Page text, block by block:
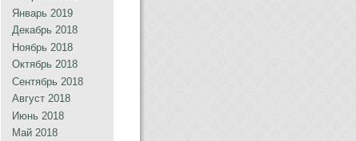
Январь 2019
Декабрь 2018
Ноябрь 2018
Октябрь 2018
Сентябрь 2018
Август 2018
Июнь 2018
Май 2018